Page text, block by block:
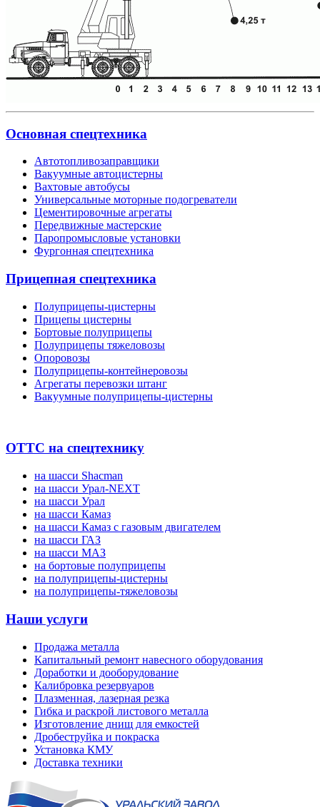
Основная спецтехника
Автотопливозаправщики
Вакуумные автоцистерны
Вахтовые автобусы
Универсальные моторные подогреватели
Цементировочные агрегаты
Передвижные мастерские
Паропромысловые установки
Фургонная спецтехника
Прицепная спецтехника
Полуприцепы-цистерны
Прицепы цистерны
Бортовые полуприцепы
Полуприцепы тяжеловозы
Опоровозы
Полуприцепы-контейнеровозы
Агрегаты перевозки штанг
Вакуумные полуприцепы-цистерны
ОТТС на спецтехнику
на шасси Shacman
на шасси Урал-NEXT
на шасси Урал
на шасси Камаз
на шасси Камаз с газовым двигателем
на шасси ГАЗ
на шасси МАЗ
на бортовые полуприцепы
на полуприцепы-цистерны
на полуприцепы-тяжеловозы
Наши услуги
Продажа металла
Капитальный ремонт навесного оборудования
Доработки и дооборудование
Калибровка резервуаров
Плазменная, лазерная резка
Гибка и раскрой листового металла
Изготовление днищ для емкостей
Дробеструйка и покраска
Установка КМУ
Доставка техники